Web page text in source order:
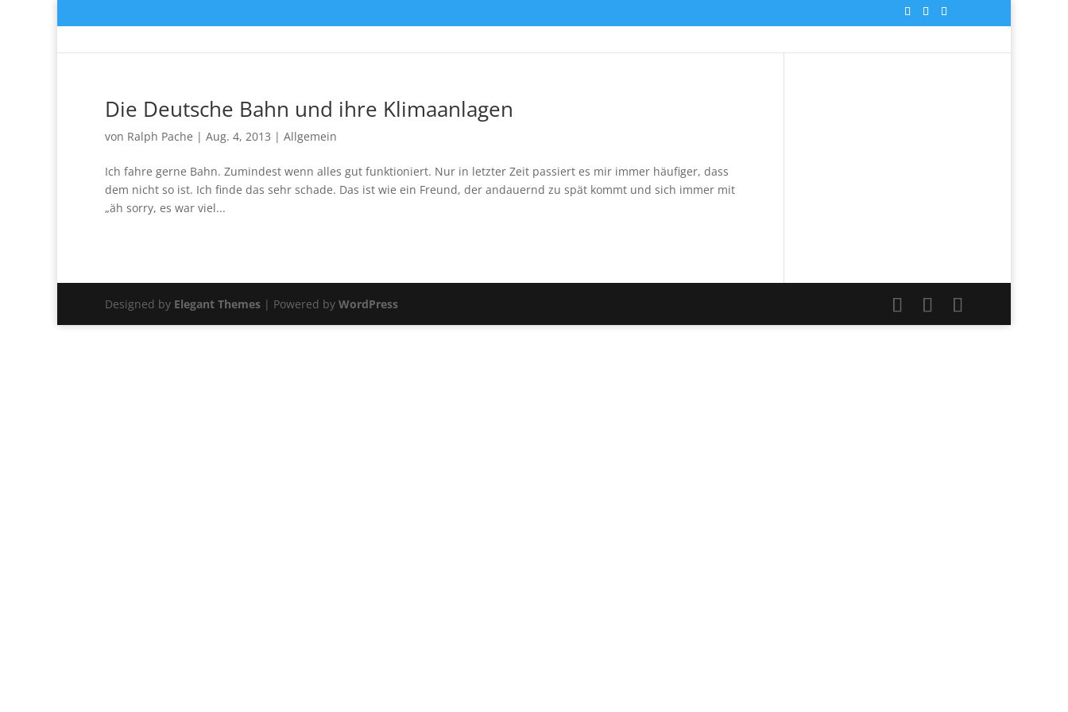
Die Deutsche Bahn und ihre Klimaanlagen
von Ralph Pache | Aug. 4, 2013 | Allgemein
Ich fahre gerne Bahn. Zumindest wenn alles gut funktioniert. Nur in letzter Zeit passiert es mir immer häufiger, dass
dem nicht so ist. Ich finde das sehr schade. Das ist wie ein Freund, der andauernd zu spät kommt und sich immer mit
„äh sorry, es war viel...
Designed by Elegant Themes | Powered by WordPress